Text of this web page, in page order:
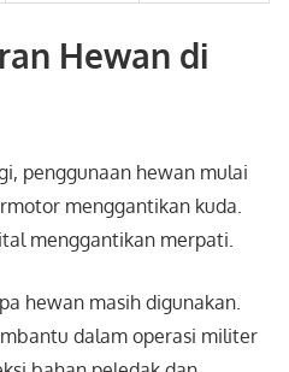
Hewan di
penggunaan hewan mulai
menggantikan kuda.
menggantikan merpati.
hewan masih digunakan.
dalam operasi militer